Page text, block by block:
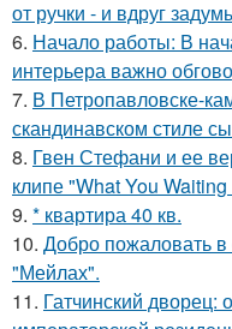
от ручки - и вдруг
6. Начало работы: В
интерьера важно
7. В Петропавловске-
скандинавском стиле
8. Гвен Стефани и ее
клипе "What You
9. * квартира 40 кв.
10. Добро пожаловать
"Мейлах".
11. Гатчинский дворец: